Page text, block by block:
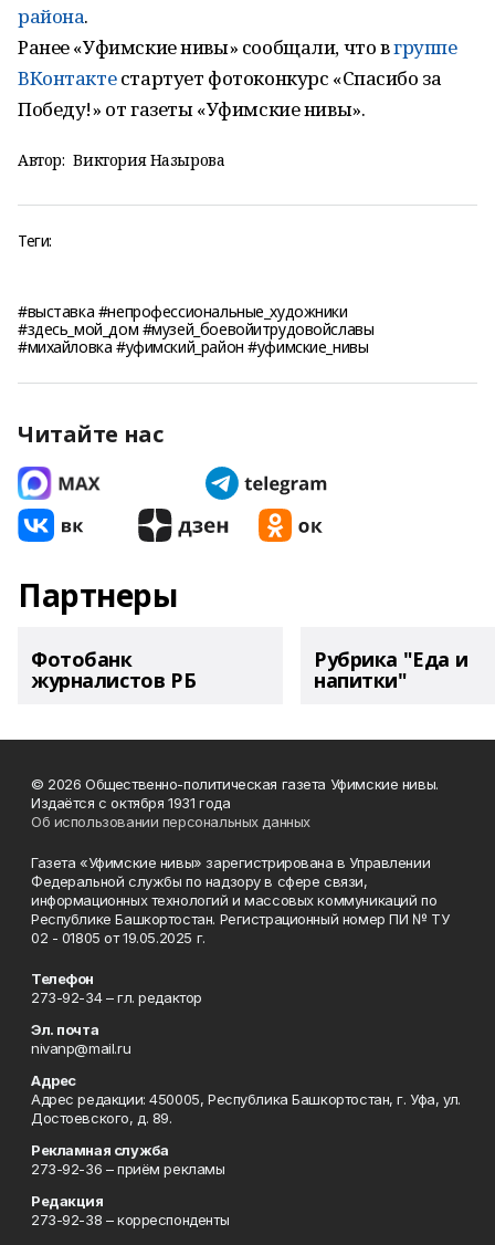
района.
Ранее «Уфимские нивы» сообщали, что вгруппе
ВКонтактестартует фотоконкурс «Спасибо за
Победу!» от газеты «Уфимские нивы».
Автор: Виктория Назырова
Теги:
#выставка #непрофессиональные_художники
#здесь_мой_дом #музей_боевойитрудовойславы
#михайловка #уфимский_район #уфимские_нивы
Читайте нас
Партнеры
Фотобанк
журналистов РБ
Рубрика "Еда и
напитки"
© 2026 Общественно-политическая газета Уфимские нивы.
Издаётся с октября 1931 года
Об использовании персональных данных
Газета «Уфимские нивы» зарегистрирована в Управлении
Федеральной службы по надзору в сфере связи,
информационных технологий и массовых коммуникаций по
Республике Башкортостан. Регистрационный номер ПИ № ТУ
02 - 01805 от 19.05.2025 г.
Телефон
273-92-34 – гл. редактор
Эл. почта
nivanp@mail.ru
Адрес
Адрес редакции: 450005, Республика Башкортостан, г. Уфа, ул.
Достоевского, д. 89.
Рекламная служба
273-92-36 – приём рекламы
Редакция
273-92-38 – корреспонденты